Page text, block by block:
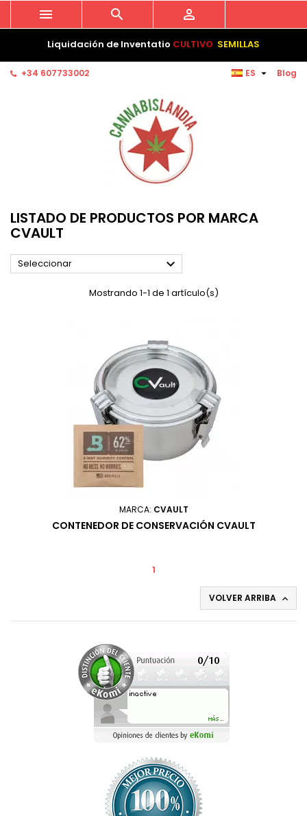
Liquidación de Inventatio CULTIVO SEMILLAS
Blog
+34 607733002 ES 
  
LISTADO DE PRODUCTOS POR MARCA
CVAULT
Seleccionar 
Mostrando 1-1 de 1 artículo(s)
MARCA: CVAULT
CONTENEDOR DE CONSERVACIÓN CVAULT
1
VOLVER ARRIBA 